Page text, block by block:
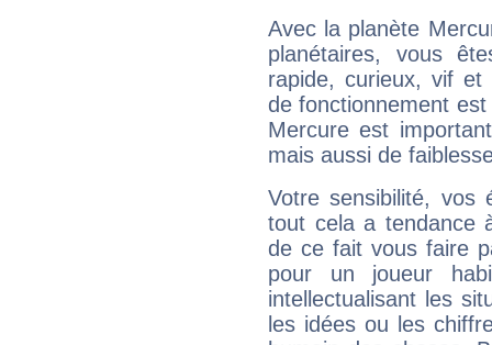
Avec la planète
planétaires, vous
rapide, curieux, vif et
de fonctionnement
Mercure est
mais aussi de
Votre sensibilité,
tout cela a tendance
de ce fait vous faire
pour un joueur
intellectualisant les
les idées ou les